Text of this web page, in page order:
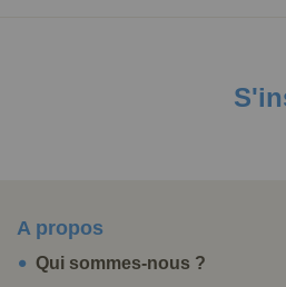
A propos
Qui sommes-nous ?